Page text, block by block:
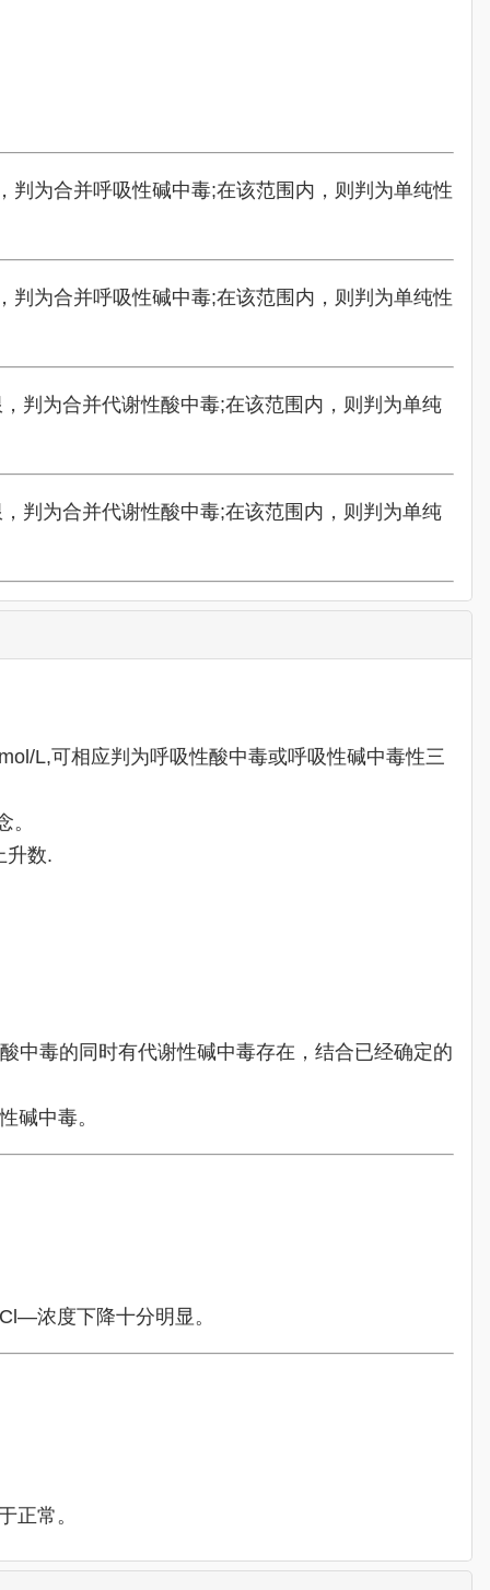
为合并呼吸性碱中毒;在该范围内，则判为单纯性
为合并呼吸性碱中毒;在该范围内，则判为单纯性
判为合并代谢性酸中毒;在该范围内，则判为单纯
判为合并代谢性酸中毒;在该范围内，则判为单纯
L,可相应判为呼吸性酸中毒或呼吸性碱中毒性三
。
升数.
中毒的同时有代谢性碱中毒存在，结合已经确定的
碱中毒。
浓度下降十分明显。
正常。